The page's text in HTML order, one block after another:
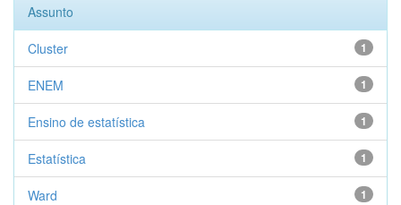
Assunto
1
Cluster
1
ENEM
1
Ensino de estatística
1
Estatística
1
Ward